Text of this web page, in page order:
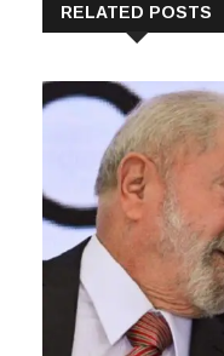
RELATED POSTS